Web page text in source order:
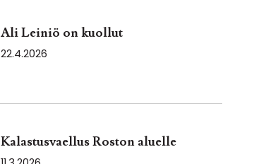
Ali Leiniö on kuollut
22.4.2026
Kalastusvaellus Roston aluelle